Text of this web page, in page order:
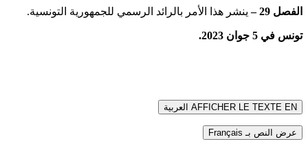
الفصل 29 – ينشر هذا الأمر بالرائد الرسمي للجمهورية التونسية.
تونس في 5 جوان 2023.
AFFICHER LE TEXTE EN العربية
عرض النص بـ Français